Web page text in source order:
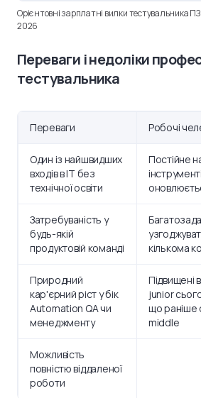
Орієнтовні зарплатні вилки тестувальника ПЗ
2026
Переваги і недоліки
тестувальника
Переваги Робочі
Один із найшвидших
входів в IT без
технічної освіти
Постійне
Затребуваність у
будь-якій
продуктовій команді
кількома
Природний
кар'єрний ріст у бік
Automation QA чи
менеджменту
Підвищені
junior
що раніше
middle
Можливість
повністю віддаленої
роботи